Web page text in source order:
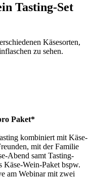
Tasting-Set
Paket*
kombiniert mit Käse-
mit der Familie
Abend samt Tasting-
Käse-Wein-Paket bspw.
am Webinar mit zwei